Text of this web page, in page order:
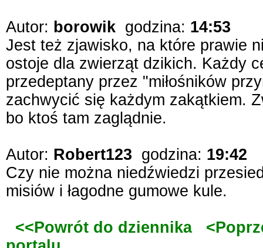
Autor: borowik godzina: 14:53
Jest też zjawisko, na które prawie
ostoje dla zwierząt dzikich. Każdy
przedeptany przez "miłośników
zachwycić się każdym zakątkiem.
bo ktoś tam zaglądnie.
Autor: Robert123 godzina: 19:42
Czy nie można niedźwiedzi
misiów i łagodne gumowe kule.
<<Powrót do dziennika